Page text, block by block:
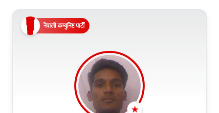
नेपाली कम्युनिष्ट पार्टी